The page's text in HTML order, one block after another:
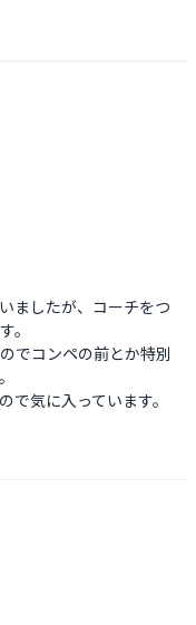
ましたが、コーチをつ
。
でコンペの前とか特別
で気に入っています。